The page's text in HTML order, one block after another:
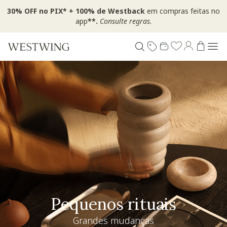
30% OFF no PIX* + 100% de Westback em compras feitas no
app**. Consulte regras.
Pequenos rituais
Grandes mudanças